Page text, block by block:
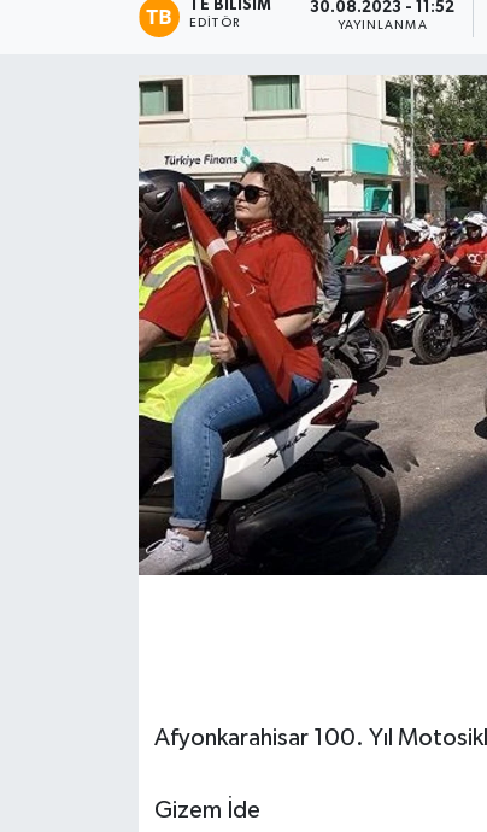
TE BILISIM
EDITÖR
30.08.2023 - 11:52
YAYINLANMA
Afyonkarahisar 100. Yıl
Gizem İde
Magazin
Etkinlikler